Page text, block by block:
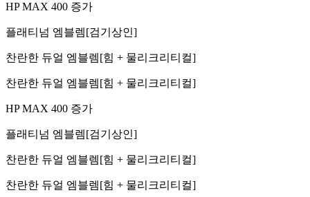
HP MAX 400 증가
플래티넘 엠블렘[검기상인]
찬란한 듀얼 엠블렘[힘 + 물리크리티컬]
찬란한 듀얼 엠블렘[힘 + 물리크리티컬]
HP MAX 400 증가
플래티넘 엠블렘[검기상인]
찬란한 듀얼 엠블렘[힘 + 물리크리티컬]
찬란한 듀얼 엠블렘[힘 + 물리크리티컬]